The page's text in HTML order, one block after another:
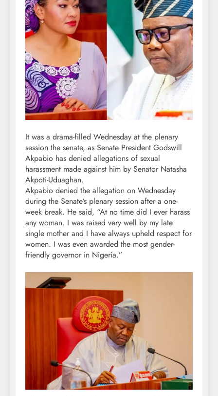
It was a drama-filled Wednesday at the plenary
session the senate, as Senate President Godswill
Akpabio has denied allegations of sexual
harassment made against him by Senator Natasha
Akpoti-Uduaghan.
Akpabio denied the allegation on Wednesday
during the Senate’s plenary session after a one-
week break. He said, “At no time did I ever harass
any woman. I was raised very well by my late
single mother and I have always upheld respect for
women. I was even awarded the most gender-
friendly governor in Nigeria.”